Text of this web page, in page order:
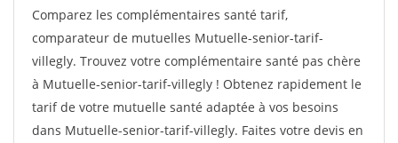
Comparez les complémentaires santé tarif,
comparateur de mutuelles Mutuelle-senior-tarif-
villegly. Trouvez votre complémentaire santé pas chère
à Mutuelle-senior-tarif-villegly ! Obtenez rapidement le
tarif de votre mutuelle santé adaptée à vos besoins
dans Mutuelle-senior-tarif-villegly. Faites votre devis en